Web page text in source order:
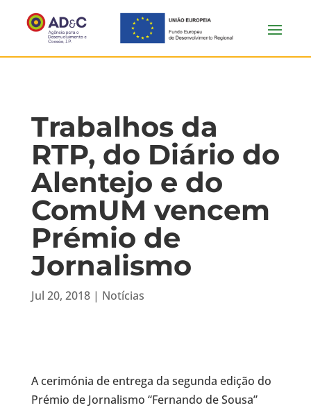
Trabalhos da
RTP, do Diário do
Alentejo e do
ComUM vencem
Prémio de
Jornalismo
Jul 20, 2018| Notícias
A cerimónia de entrega da segunda edição do
Prémio de Jornalismo “Fernando de Sousa”